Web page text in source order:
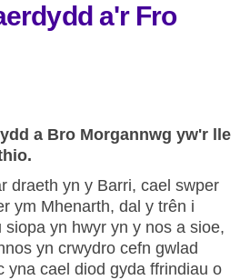
a'r Fro
â Chymuned
Ymunwch â
Ymunwch â
Ymunwch â
a Bro Morgannwg yw'r lle
draeth yn y Barri, cael swper
ym Mhenarth, dal y trên i
siopa yn hwyr yn y nos a sioe,
yn crwydro cefn gwlad
yna cael diod gyda ffrindiau o